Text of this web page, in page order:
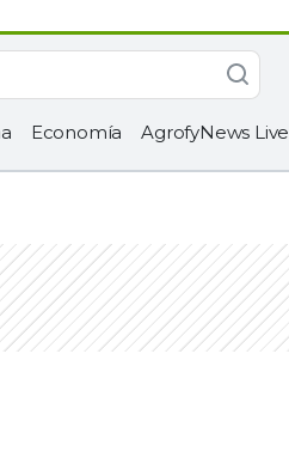
Economía AgrofyNews Live